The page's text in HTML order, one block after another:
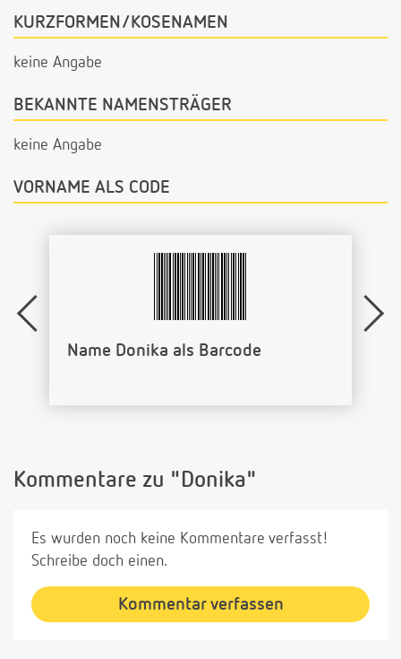
KURZFORMEN/KOSENAMEN
keine Angabe
BEKANNTE NAMENSTRÄGER
keine Angabe
VORNAME ALS CODE
Name Donika als Barcode
Kommentare zu "Donika"
Es wurden noch keine Kommentare verfasst!
Schreibe doch einen.
Kommentar verfassen